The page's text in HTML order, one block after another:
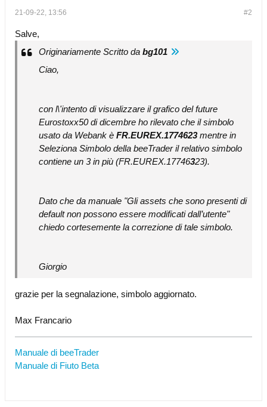
#2
21-09-22, 13:56
Salve,
Originariamente Scritto da bg101
Ciao,
con l\'intento di visualizzare il grafico del future
Eurostoxx50 di dicembre ho rilevato che il simbolo
usato da Webank è FR.EUREX.1774623mentre in
Seleziona Simbolo della beeTrader il relativo simbolo
contiene un 3 in più (FR.EUREX.17746323).
Dato che da manuale "Gli assets che sono presenti di
default non possono essere modificati dall’utente"
chiedo cortesemente la correzione di tale simbolo.
Giorgio
grazie per la segnalazione, simbolo aggiornato.
Max Francario
Manuale di beeTrader
Manuale di Fiuto Beta